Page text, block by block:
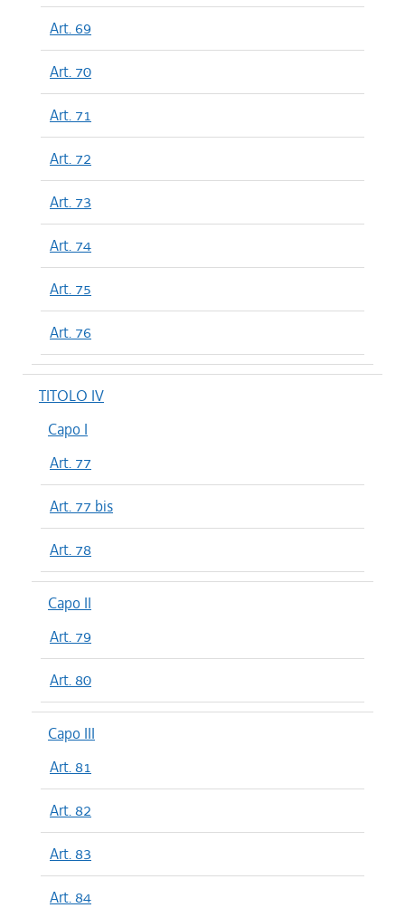
Art. 69
Art. 70
Art. 71
Art. 72
Art. 73
Art. 74
Art. 75
Art. 76
TITOLO IV
Capo I
Art. 77
Art. 77 bis
Art. 78
Capo II
Art. 79
Art. 80
Capo III
Art. 81
Art. 82
Art. 83
Art. 84